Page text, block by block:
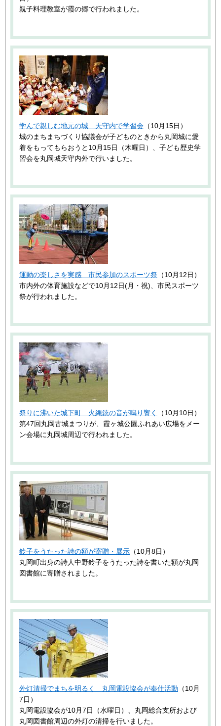
親子料理教室が霞の郷で行われました。
学んで親しむ地元の城 天守内で学習会 （10月15日）
城のまちまちづくり協議会が子どものときから丸岡城に愛
着をもってもらおうと10月15日（木曜日）、子ども歴史学
習会を丸岡城天守内外で行いました。
運動の楽しさを実感 市民参加のスポーツ祭 （10月12日）
市内外の体育施設などで10月12日(月・祝)、市民スポーツ
祭が行われました。
祭りに沸いた城下町 火縄銃の音が鳴り響く
（10月10日）
第47回丸岡古城まつりが、霞ヶ城公園ふれあい広場をメー
ン会場に丸岡城周辺で行われました。
鈴子をうたった詩の額が寄贈・展示 （10月8日）
丸岡町出身の詩人中野鈴子をうたった詩を書いた額が丸岡
図書館に寄贈されました。
外灯清掃でまちを明るく 丸岡電設協会が奉仕活動 （10月
7日）
丸岡電設協会が10月7日（水曜日）、丸岡総合支所および
丸岡図書館周辺の外灯の清掃を行いました。